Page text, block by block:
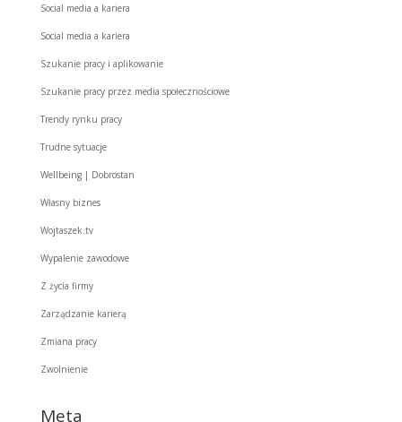
Social media a kariera
Social media a kariera
Szukanie pracy i aplikowanie
Szukanie pracy przez media społecznościowe
Trendy rynku pracy
Trudne sytuacje
Wellbeing | Dobrostan
Własny biznes
Wojtaszek.tv
Wypalenie zawodowe
Z życia firmy
Zarządzanie karierą
Zmiana pracy
Zwolnienie
Meta